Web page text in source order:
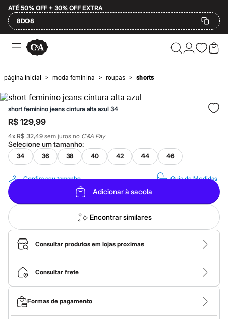
ATÉ 50% OFF + 30% OFF EXTRA
8DO8
Ofertas
Compre por Departamento
Masculino
Infantil
Calçados
Mindse7
Plus Size
Até 20% off
Até 40% off
Até 60% off
A partir de 60% off
Feminino
Em alta
Inverno
Alfaiataria
Novidades
Roupas
Blusas e Camisetas
Básicos
Calças
Casacos e Jaquetas
Jeans
Macacões
Saias
Shorts e Bermudas
Vestidos
Acessórios
Bolsas
Bonés e Chapéus
página inicial > moda feminina > roupas > shorts
short feminino jeans cintura alta azul 34
R$ 129,99
4x R$ 32,49 sem juros no C&A Pay
Selecione umtamanho:
34 36 38 40 42 44 46
Confira seu tamanho Guia de Medidas
Adicionar à sacola
Encontrar similares
Consultar produtos em lojas proximas
Consultar frete
Formas de pagamento